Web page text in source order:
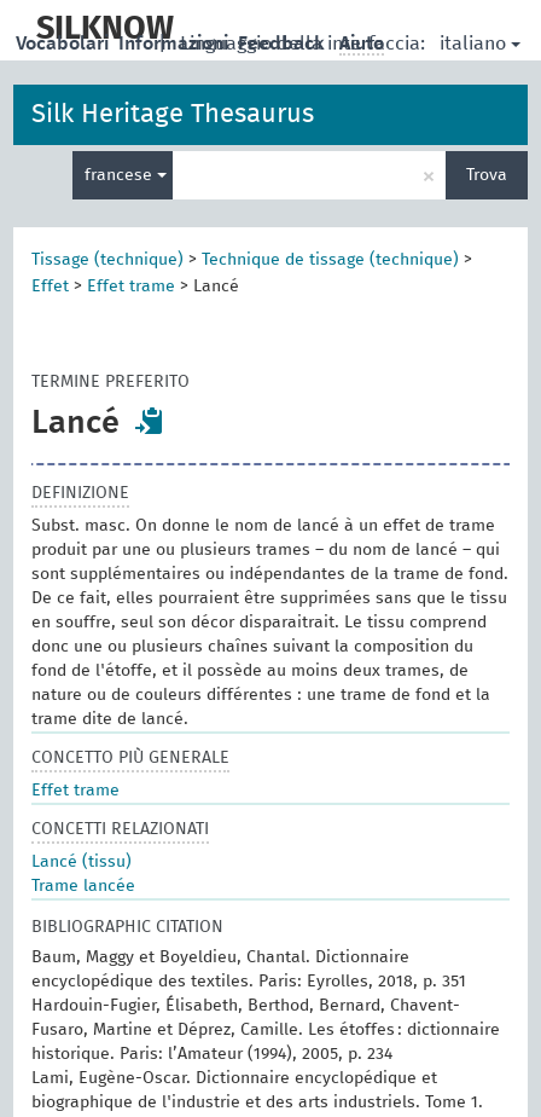
main
SILKNOW
| Linguaggio della interfaccia: italiano
Vocabolari Informazioni Feedback Aiuto
Silk Heritage Thesaurus
francese
per
la
ricerca
× Trova
Tissage (technique) > Technique de tissage (technique) >
Effet > Effet trame > Lancé
TERMINE PREFERITO
Lancé
DEFINIZIONE
Subst. masc. On donne le nom de lancé à un effet de trame
produit par une ou plusieurs trames – du nom de lancé – qui
sont supplémentaires ou indépendantes de la trame de fond.
De ce fait, elles pourraient être supprimées sans que le tissu
en souffre, seul son décor disparaitrait. Le tissu comprend
donc une ou plusieurs chaînes suivant la composition du
fond de l'étoffe, et il possède au moins deux trames, de
nature ou de couleurs différentes : une trame de fond et la
trame dite de lancé.
CONCETTO PIÙ GENERALE
Effet trame
CONCETTI RELAZIONATI
Lancé (tissu)
Trame lancée
BIBLIOGRAPHIC CITATION
Baum, Maggy et Boyeldieu, Chantal. Dictionnaire
encyclopédique des textiles. Paris: Eyrolles, 2018, p. 351
Hardouin-Fugier, Élisabeth, Berthod, Bernard, Chavent-
Fusaro, Martine et Déprez, Camille. Les étoffes : dictionnaire
historique. Paris: l’Amateur (1994), 2005, p. 234
Lami, Eugène-Oscar. Dictionnaire encyclopédique et
biographique de l'industrie et des arts industriels. Tome 1.